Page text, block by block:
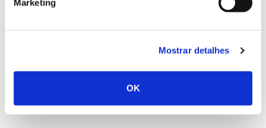
Marketing
Mostrar detalhes
OK
25.06.2026
Natureza e florestas procuram jovens voluntários